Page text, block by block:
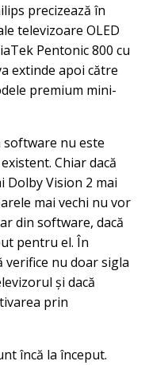
precizează în
televizoare OLED
Pentonic 800 cu
extinde apoi către
premium mini-
software nu este
Chiar dacă
Dolby Vision 2 mai
mai vechi nu vor
din software, dacă
pentru el. În
nu doar sigla
și dacă
prin
încă la început.